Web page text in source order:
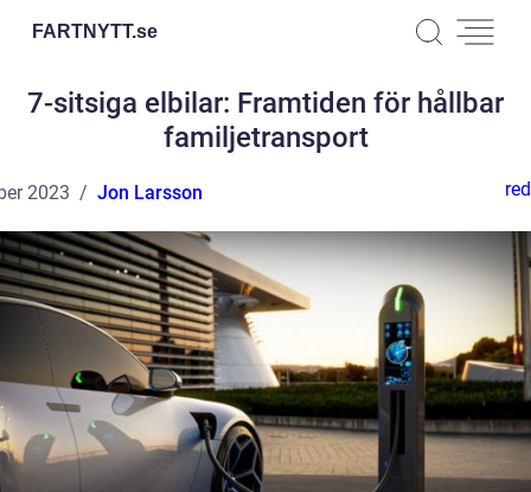
FARTNYTT.se
7-sitsiga elbilar: Framtiden för hållbar
familjetransport
2023 Jon Larsson